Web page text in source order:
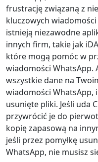
frustrację związaną z
kluczowych
istnieją niezawodne
innych firm, takie jak
które mogą pomóc w
wiadomości WhatsApp.
wszystkie dane na
wiadomości WhatsApp,
usunięte pliki. Jeśli uda
przywrócić je do
kopię zapasową na
jeśli przez pomyłkę
WhatsApp, nie musisz